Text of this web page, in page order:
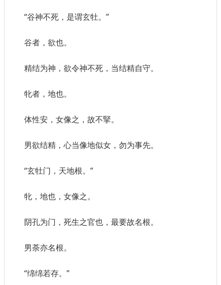
“谷神不死，是谓玄牡。”
谷者，欲也。
精结为神，欲令神不死，当结精自守。
牝者，地也。
体性安，女像之，故不掔。
男欲结精，心当像地似女，勿为事先。
“玄牡门，天地根。”
牝，地也，女像之。
阴孔为门，死生之官也，最要故名根。
男荼亦名根。
“绵绵若存。”